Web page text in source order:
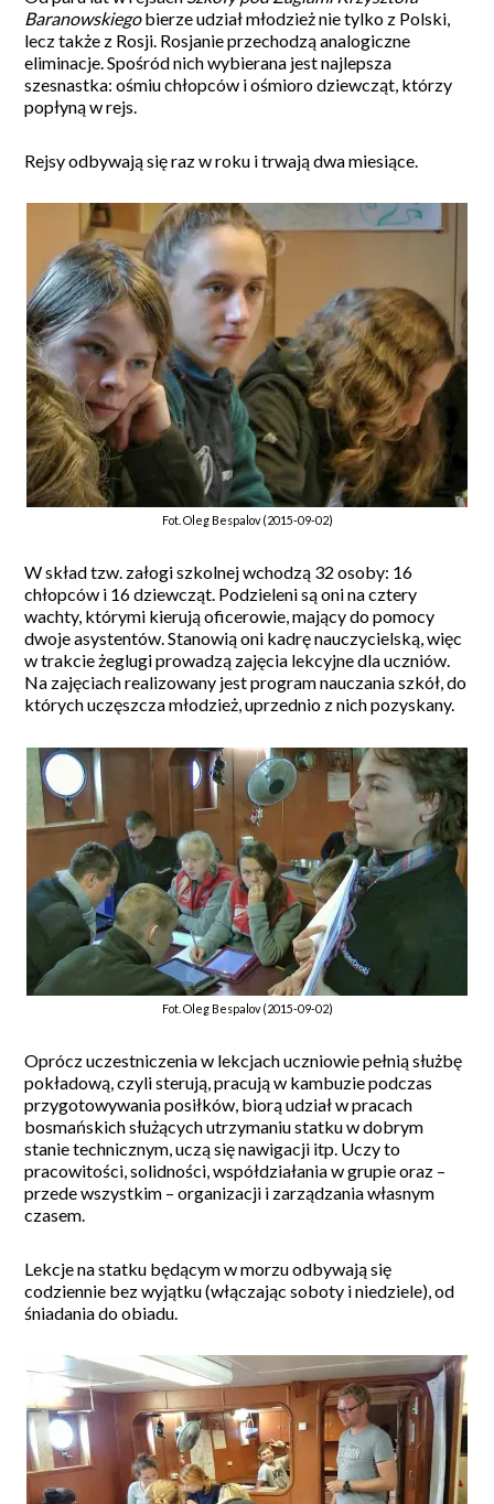
Baranowskiegobierze udział młodzież nie tylko z Polski,
lecz także z Rosji. Rosjanie przechodzą analogiczne
eliminacje. Spośród nich wybierana jest najlepsza
szesnastka: ośmiu chłopców i ośmioro dziewcząt, którzy
popłyną w rejs.
Rejsy odbywają się raz w roku i trwają dwa miesiące.
Fot. Oleg Bespalov (2015-09-02)
W skład tzw. załogi szkolnej wchodzą 32 osoby: 16
chłopców i 16 dziewcząt. Podzieleni są oni na cztery
wachty, którymi kierują oficerowie, mający do pomocy
dwoje asystentów. Stanowią oni kadrę nauczycielską, więc
w trakcie żeglugi prowadzą zajęcia lekcyjne dla uczniów.
Na zajęciach realizowany jest program nauczania szkół, do
których uczęszcza młodzież, uprzednio z nich pozyskany.
Fot. Oleg Bespalov (2015-09-02)
Oprócz uczestniczenia w lekcjach uczniowie pełnią służbę
pokładową, czyli sterują, pracują w kambuzie podczas
przygotowywania posiłków, biorą udział w pracach
bosmańskich służących utrzymaniu statku w dobrym
stanie technicznym, uczą się nawigacji itp. Uczy to
pracowitości, solidności, współdziałania w grupie oraz –
przede wszystkim – organizacji i zarządzania własnym
czasem.
Lekcje na statku będącym w morzu odbywają się
codziennie bez wyjątku (włączając soboty i niedziele), od
śniadania do obiadu.